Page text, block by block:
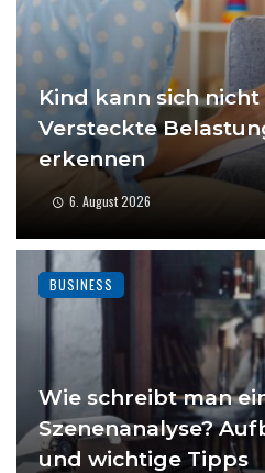
Kind kann sich
Versteckte
erkennen
6. August 2026
Wie schreibt man
Szenenanalyse?
und wichtige Tipps
BUSINESS